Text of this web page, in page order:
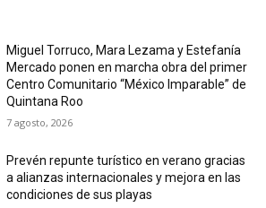
Miguel Torruco, Mara Lezama y Estefanía
Mercado ponen en marcha obra del primer
Centro Comunitario “México Imparable” de
Quintana Roo
7 agosto, 2026
Prevén repunte turístico en verano gracias
a alianzas internacionales y mejora en las
condiciones de sus playas